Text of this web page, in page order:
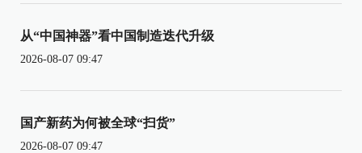
从“中国神器”看中国制造迭代升级
2026-08-07 09:47
国产新药为何被全球“扫货”
2026-08-07 09:47